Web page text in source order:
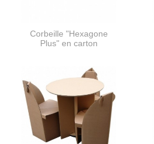
Corbeille "Hexagone
Plus" en carton